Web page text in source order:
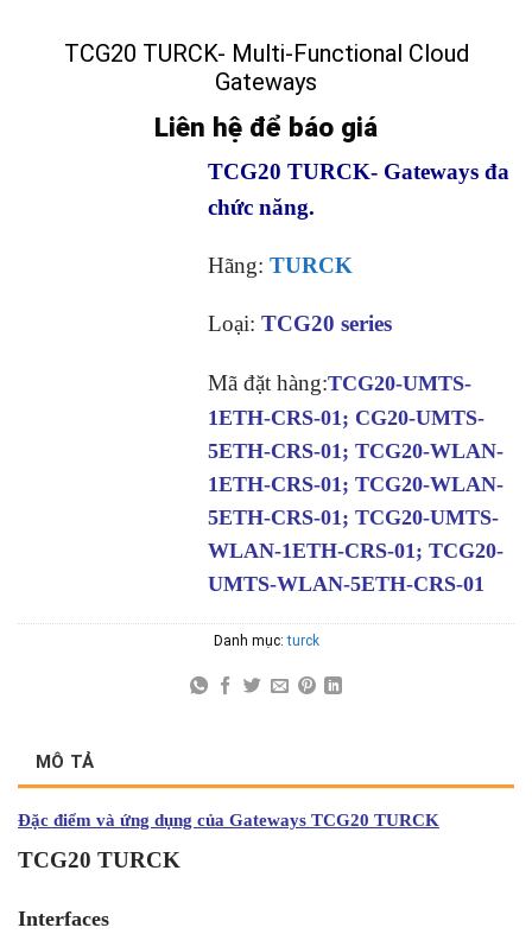
TCG20 TURCK- Multi-Functional Cloud
Gateways
Liên hệ để báo giá
TCG20 TURCK- Gateways đa
chức năng.
Hãng: TURCK
Loại: TCG20 series
Mã đặt hàng:TCG20-UMTS-
1ETH-CRS-01; CG20-UMTS-
5ETH-CRS-01; TCG20-WLAN-
1ETH-CRS-01; TCG20-WLAN-
5ETH-CRS-01; TCG20-UMTS-
WLAN-1ETH-CRS-01; TCG20-
UMTS-WLAN-5ETH-CRS-01
Danh mục:turck
MÔ TẢ
Đặc điểm và ứng dụng của Gateways TCG20 TURCK
TCG20 TURCK
Interfaces